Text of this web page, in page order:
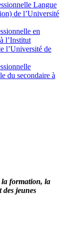
Langue
de l’Université
en
l’Institut
l’Université de
du secondaire à
la formation, la
des jeunes